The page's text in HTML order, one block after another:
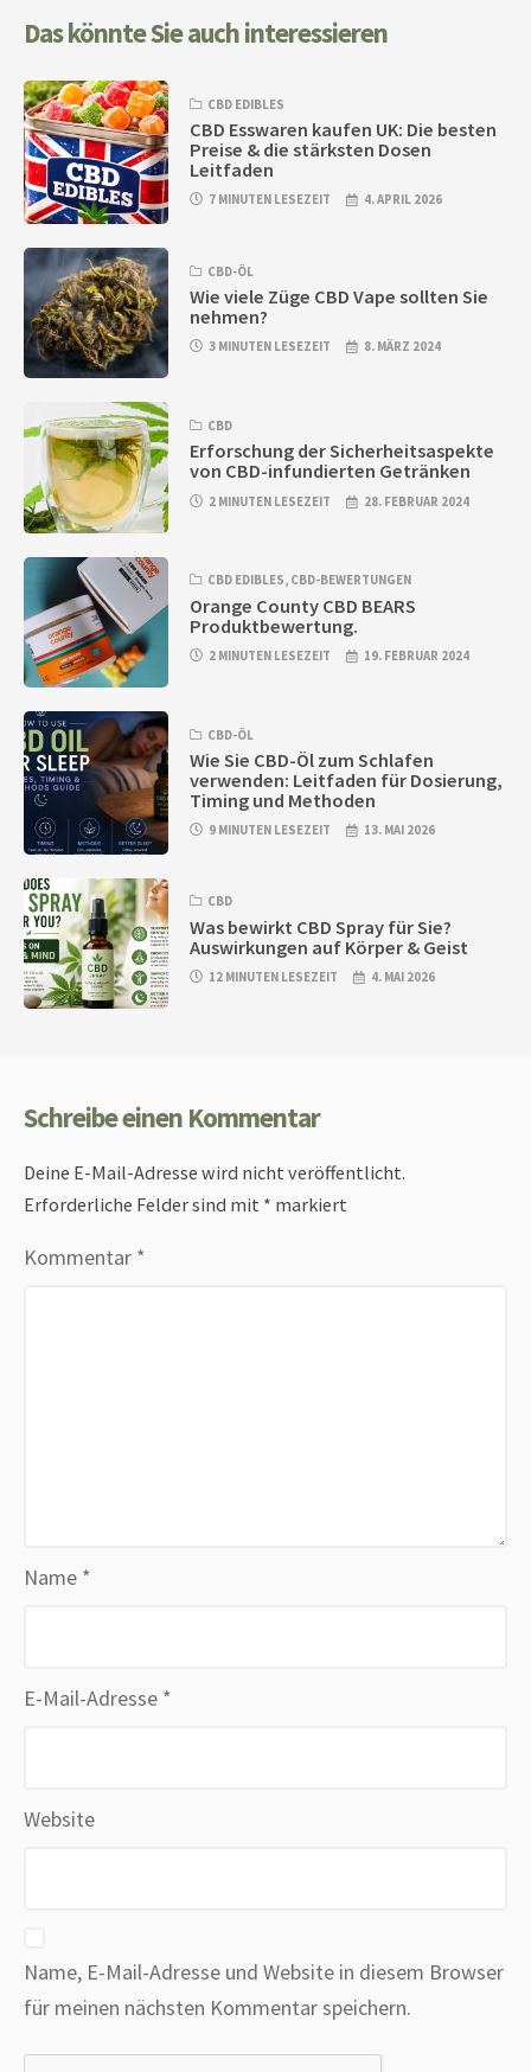
Das könnte Sie auch interessieren
CBD EDIBLES
CBD Esswaren kaufen UK: Die besten
Preise & die stärksten Dosen
Leitfaden
7 MINUTEN LESEZEIT 4. APRIL 2026
CBD-ÖL
Wie viele Züge CBD Vape sollten Sie
nehmen?
3 MINUTEN LESEZEIT 8. MÄRZ 2024
CBD
Erforschung der Sicherheitsaspekte
von CBD-infundierten Getränken
2 MINUTEN LESEZEIT 28. FEBRUAR 2024
CBD EDIBLES, CBD-BEWERTUNGEN
Orange County CBD BEARS
Produktbewertung.
2 MINUTEN LESEZEIT 19. FEBRUAR 2024
CBD-ÖL
Wie Sie CBD-Öl zum Schlafen
verwenden: Leitfaden für Dosierung,
Timing und Methoden
9 MINUTEN LESEZEIT 13. MAI 2026
CBD
Was bewirkt CBD Spray für Sie?
Auswirkungen auf Körper & Geist
12 MINUTEN LESEZEIT 4. MAI 2026
Schreibe einen Kommentar
Deine E-Mail-Adresse wird nicht veröffentlicht.
Erforderliche Felder sind mit * markiert
Kommentar *
Name *
E-Mail-Adresse *
Website
Name, E-Mail-Adresse und Website in diesem Browser
für meinen nächsten Kommentar speichern.